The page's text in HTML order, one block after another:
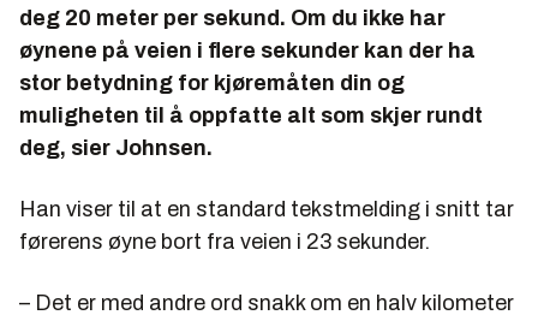
deg 20 meter per sekund. Om du ikke har
øynene på veien i flere sekunder kan der ha
stor betydning for kjøremåten din og
muligheten til å oppfatte alt som skjer rundt
deg, sier Johnsen.
Han viser til at en standard tekstmelding i snitt tar
førerens øyne bort fra veien i 23 sekunder.
– Det er med andre ord snakk om en halv kilometer